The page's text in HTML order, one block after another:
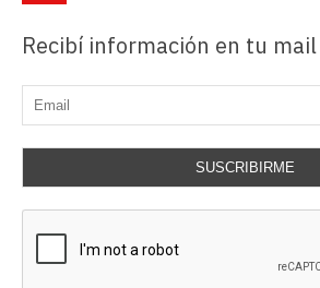
Recibí información en tu mail
SUSCRIBIRME